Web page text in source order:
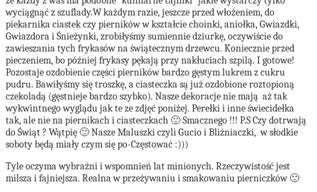
wyciągnąć z szuflady.W każdym razie, jeszcze przed włożeniem, do
piekarnika ciastek czy pierników w kształcie choinki, aniołka, Gwiazdki,
Gwiazdora i Śnieżynki, zrobiłyśmy sumiennie dziurkę, oczywiście do
zawieszania tych frykasów na świątecznym drzewcu. Koniecznie przed
pieczeniem, bo później frykasy pękają przy nakłuciach szpilą. I gotowe!
Pozostaje ozdobienie części pierników bardzo gęstym lukrem z cukru
pudru. Bawiłyśmy się troszkę, a ciasteczka są już ozdobione roztopioną
czekoladą (gęstnieje bardzo szybko). Nasze dekoracje nie mają aż tak
wykwintnego wyglądu jak te ze zdjęć poniżej. Perełki i inne świecidełka
tak, ale nie na piernikach i ciasteczkach 🙂 Smacznego !!! P.S Czy dotrwają
do Świąt ? Wątpię 🙂 Nasze Maluszki czyli Gucio i Bliźniaczki, w słodkie
soboty będą miały czym się po-Częstować :)))
Tyle oczyma wybraźni i wspomnień latminionych. Rzeczywistośćjest
milsza i fajniejsza. Realna w przeżywaniu i smakowaniu pierniczków 🙂